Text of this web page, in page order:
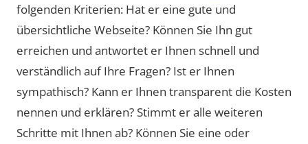
folgenden Kriterien: Hat er eine gute und
übersichtliche Webseite? Können Sie Ihn gut
erreichen und antwortet er Ihnen schnell und
verständlich auf Ihre Fragen? Ist er Ihnen
sympathisch? Kann er Ihnen transparent die Kosten
nennen und erklären? Stimmt er alle weiteren
Schritte mit Ihnen ab? Können Sie eine oder